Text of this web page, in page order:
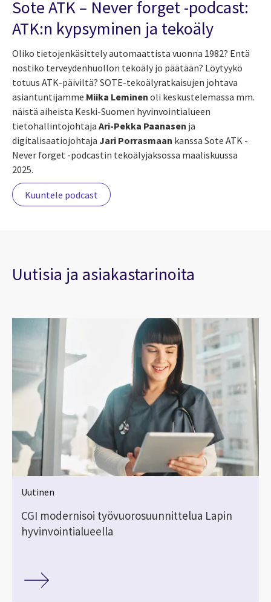
Sote ATK– Never forget -podcast:
ATK:n kypsyminen ja tekoäly
Oliko tietojenkäsittely automaattista vuonna 1982? Entä
nostiko terveydenhuollon tekoäly jo päätään? Löytyykö
totuus ATK-päiviltä? SOTE-tekoälyratkaisujen johtava
asiantuntijamme Miika Leminen oli keskustelemassa mm.
näistä aiheista Keski-Suomen hyvinvointialueen
tietohallintojohtaja Ari-Pekka Paanasen ja
digitalisaatiojohtaja Jari Porrasmaan kanssa Sote ATK -
Never forget -podcastin tekoälyjaksossa maaliskuussa
2025.
Kuuntele podcast
Uutisia ja asiakastarinoita
Uutinen
CGI modernisoi työvuorosuunnittelua Lapin
hyvinvointialueella